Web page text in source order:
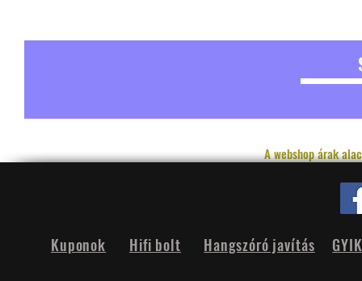
A webshop árak
Hifi bolt
Kuponok Hangszóró javítás GYIK